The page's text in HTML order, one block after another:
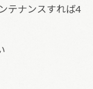
テナンスすれば4